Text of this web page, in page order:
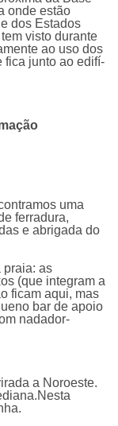
onde estão
dos Estados
visto durante
ao uso dos
fica junto ao edifí­
uma
ferradura,
e abrigada do
praia: as
(que integram a
ficam aqui, mas
bar de apoio
nadador-
a Noroeste.